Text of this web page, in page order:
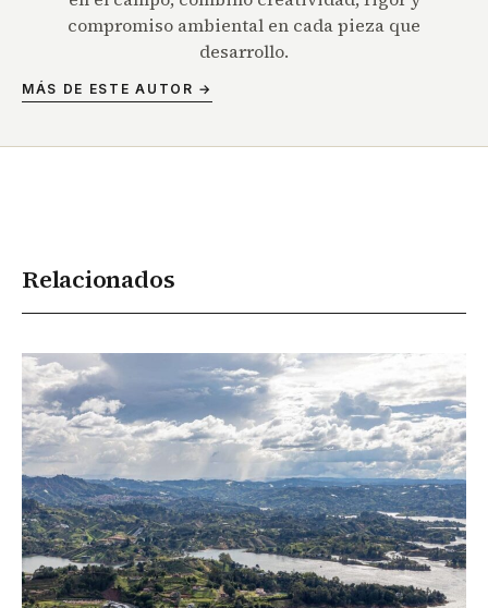
compromiso ambiental en cada pieza que
desarrollo.
MÁS DE ESTE AUTOR →
Relacionados